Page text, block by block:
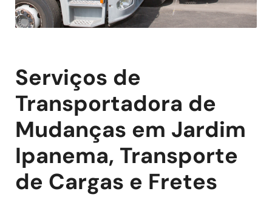
Serviços de
Transportadora de
Mudanças em Jardim
Ipanema, Transporte
de Cargas e Fretes